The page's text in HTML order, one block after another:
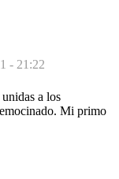
- 21:22
a los
Mi primo